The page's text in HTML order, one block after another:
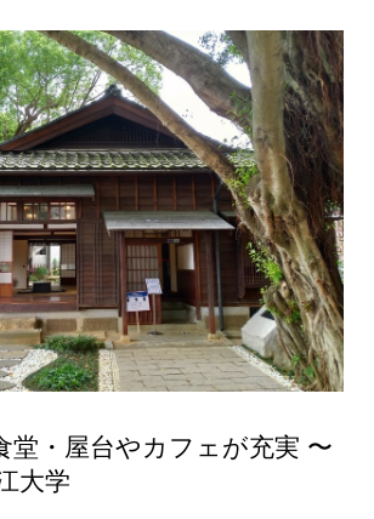
堂・屋台やカフェが充実 〜
大学